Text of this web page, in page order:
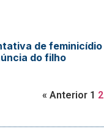
de feminicídio
do filho
« Anterior 1 2